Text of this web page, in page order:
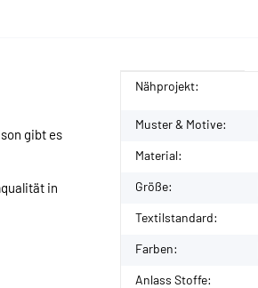
gibt es
in
Produkteigenschaft
Wert
Nähprojekt:
Muster & Motive:
Material:
Größe:
Textilstandard:
Farben:
Anlass Stoffe: